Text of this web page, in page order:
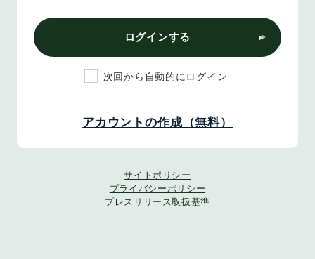
ログインする
次回から自動的にログイン
アカウントの作成（無料）
サイトポリシー
プライバシーポリシー
プレスリリース取扱基準